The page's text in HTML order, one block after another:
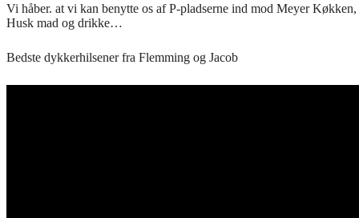
Vi håber. at vi kan benytte os af P-pladserne ind mod Meyer Køkken,
Husk mad og drikke…
Bedste dykkerhilsener fra Flemming og Jacob